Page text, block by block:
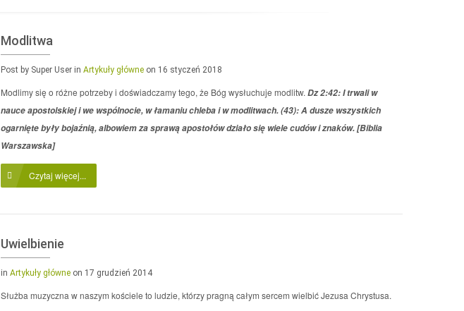
Modlitwa
Post by Super User in Artykuły główne on 16 styczeń 2018
Modlimy się o różne potrzeby i doświadczamy tego, że Bóg wysłuchuje modlitw. Dz 2:42: I trwali w
nauce apostolskiej i we wspólnocie, w łamaniu chleba i w modlitwach. (43): A dusze wszystkich
ogarnięte były bojaźnią, albowiem za sprawą apostołów działo się wiele cudów i znaków. [Biblia
Warszawska]
Czytaj więcej...
Uwielbienie
in Artykuły główne on 17 grudzień 2014
Służba muzyczna w naszym kościele to ludzie, którzy pragną całym sercem wielbić Jezusa Chrystusa.